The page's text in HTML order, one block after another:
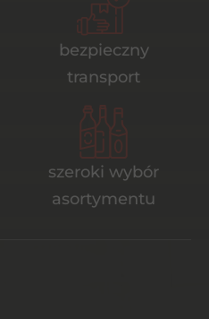
bezpieczny
transport
szeroki wybór
asortymentu